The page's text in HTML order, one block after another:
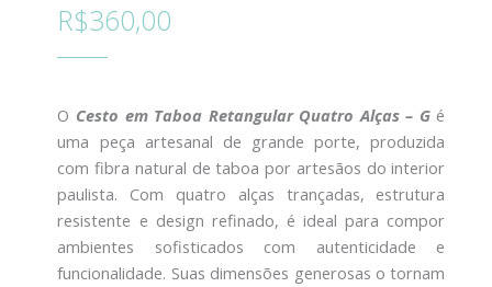
R$360,00
O Cesto em Taboa Retangular Quatro Alças – Gé
uma peça artesanal de grande porte, produzida
com fibra natural de taboa por artesãos do interior
paulista. Com quatro alças trançadas, estrutura
resistente e design refinado, é ideal para compor
ambientes sofisticados com autenticidade e
funcionalidade. Suas dimensões generosas o tornam